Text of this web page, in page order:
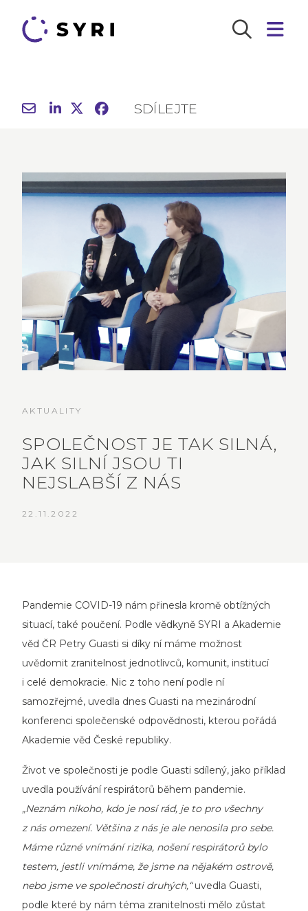
SDÍLEJTE
AKTUALITY
SPOLEČNOST JE TAK SILNÁ,
JAK SILNÍ JSOU TI
NEJSLABŠÍ Z NÁS
22.11.2022
Pandemie COVID-19 nám přinesla kromě obtížných
situací, také poučení. Podle vědkyně SYRI a Akademie
věd ČR Petry Guasti si díky ní máme možnost
uvědomit zranitelnost jednotlivců, komunit, institucí
i celé demokracie. Nic z toho není podle ní
samozřejmé, uvedla dnes Guasti na mezinárodní
konferenci společenské odpovědnosti, kterou pořádá
Akademie věd České republiky.
Život ve společnosti je podle Guasti sdílený, jako příklad
uvedla používání respirátorů během pandemie.
„Neznám nikoho, kdo je nosí rád, je to pro všechny
z nás omezení. Většina z nás je ale nenosila pro sebe.
Máme různé vnímání rizika, nošení respirátorů bylo
testem, jestli vnímáme, že jsme na nějakém ostrově,
nebo jsme ve společnosti druhých,“uvedla Guasti,
podle které by nám téma zranitelnosti mělo zůstat